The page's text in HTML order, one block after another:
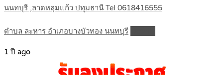
นนทบุรี ,ลาดหลุมแก้ว ปทุมธานี Tel 0618416555
ตำบล ละหาร อำเภอบางบัวทอง นนทบุรี
1 ปี ago